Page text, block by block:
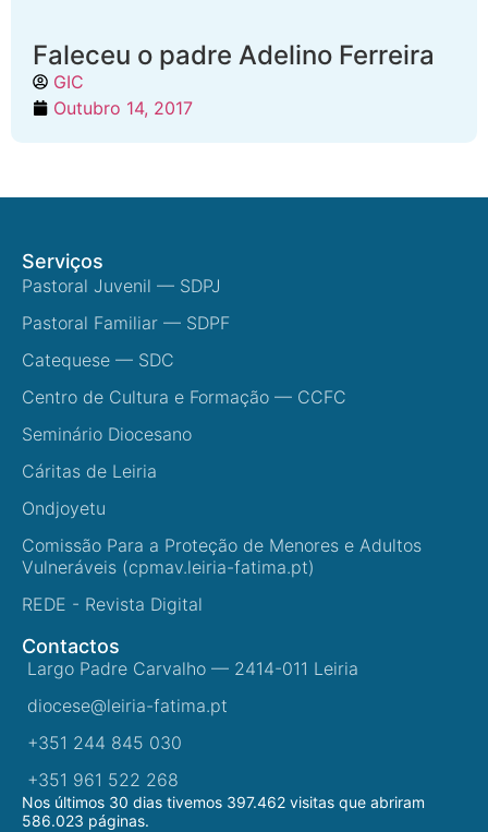
Faleceu o padre Adelino Ferreira
GIC
Outubro 14, 2017
Serviços
Pastoral Juvenil — SDPJ
Pastoral Familiar — SDPF
Catequese — SDC
Centro de Cultura e Formação — CCFC
Seminário Diocesano
Cáritas de Leiria
Ondjoyetu
Comissão Para a Proteção de Menores e Adultos
Vulneráveis (cpmav.leiria-fatima.pt)
REDE - Revista Digital
Contactos
Largo Padre Carvalho — 2414-011 Leiria
diocese@leiria-fatima.pt
+351 244 845 030
+351 961 522 268
Nos últimos 30 dias tivemos 397.462 visitas que abriram
586.023 páginas.